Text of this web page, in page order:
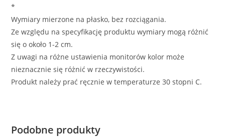
*
Wymiary mierzone na płasko, bez rozciągania.
Ze względu na specyfikację produktu wymiary mogą różnić
się o około 1-2 cm.
Z uwagi na różne ustawienia monitorów kolor może
nieznacznie się różnić w rzeczywistości.
Produkt należy prać ręcznie w temperaturze 30 stopni C.
Podobne produkty